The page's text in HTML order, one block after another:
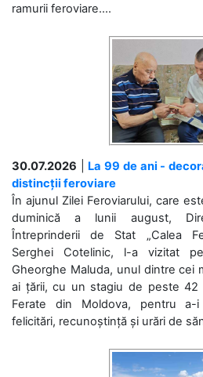
ramurii feroviare....
30.07.2026
La 99 de ani -
distincții feroviare
În ajunul Zilei Feroviarului, care
duminică a lunii august,
Întreprinderii de Stat „Calea
Serghei Cotelinic, l-a vizitat
Gheorghe Maluda, unul dintre cei
ai țării, cu un stagiu de peste 42
Ferate din Moldova, pentru a-i
felicitări, recunoștință și urări de